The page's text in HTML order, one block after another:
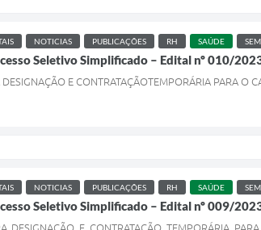
NOTICIAS PUBLICAÇÕES RH SAÚDE
Seletivo Simplificado – Edital nº 010/
DESIGNAÇÃO E CONTRATAÇÃOTEMPORÁRIA
NOTICIAS PUBLICAÇÕES RH SAÚDE
Seletivo Simplificado – Edital nº 009/
DESIGNAÇÃO E CONTRATAÇÃO TEMPORÁRIA